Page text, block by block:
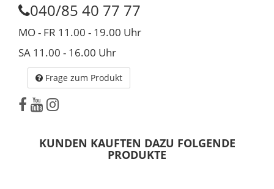
040/85 40 77 77
MO - FR 11.00 - 19.00 Uhr
SA 11.00 - 16.00 Uhr
Frage zum Produkt
KUNDEN KAUFTEN DAZU FOLGENDE
PRODUKTE